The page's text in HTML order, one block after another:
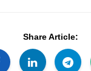
Share Article: